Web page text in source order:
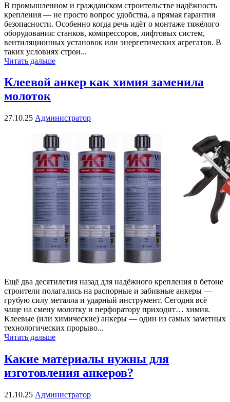
В промышленном и гражданском строительстве надёжность
крепления — не просто вопрос удобства, а прямая гарантия
безопасности. Особенно когда речь идёт о монтаже тяжёлого
оборудования: станков, компрессоров, лифтовых систем,
вентиляционных установок или энергетических агрегатов. В
таких условиях строи...
Читать дальше
Клеевой анкер как химия заменила
молоток
27.10.25 Администратор
Ещё два десятилетия назад для надёжного крепления в бетоне
строители полагались на распорные и забивные анкеры —
грубую силу металла и ударный инструмент. Сегодня всё
чаще на смену молотку и перфоратору приходит… химия.
Клеевые (или химические) анкеры — один из самых заметных
технологических прорыво...
Читать дальше
Какие материалы нужны для
изготовления анкеров?
21.10.25 Администратор